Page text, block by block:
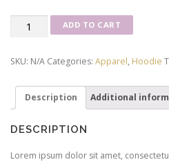
Racer
ADD TO CART
SKU: N/A Categories: Apparel, Hoodie
Description Additional
DESCRIPTION
Lorem ipsum dolor sit amet,